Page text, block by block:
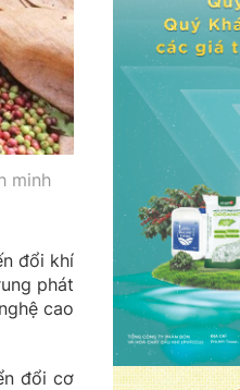
minh
đổi khí
phát
cao
đổi cơ